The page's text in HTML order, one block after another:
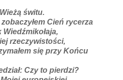
świtu.
Cień rycerza
rzeczywistości,
się przy Końcu
Czy to pierdzi?